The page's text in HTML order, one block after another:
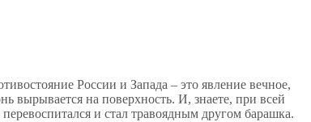
России и Запада – это явление вечное,
вырывается на поверхность. И, знаете, при всей
и стал травоядным другом барашка.